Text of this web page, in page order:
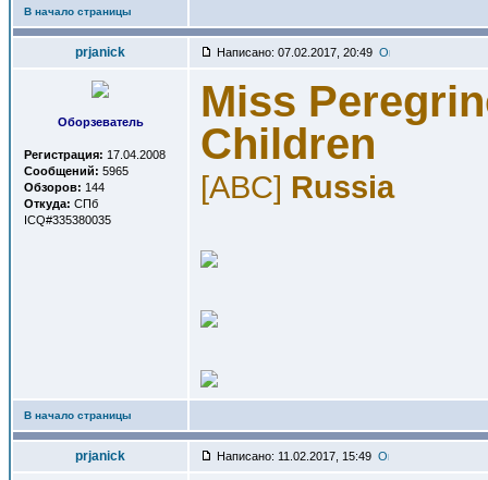
В начало страницы
prjanick Написано: 07.02.2017, 20:49
Оборзеватель
Регистрация: 17.04.2008
Сообщений: 5965
Обзоров: 144
Откуда: СПб
ICQ#335380035
Miss
Children
[ABC] Russia
В начало страницы
prjanick Написано: 11.02.2017, 15:49